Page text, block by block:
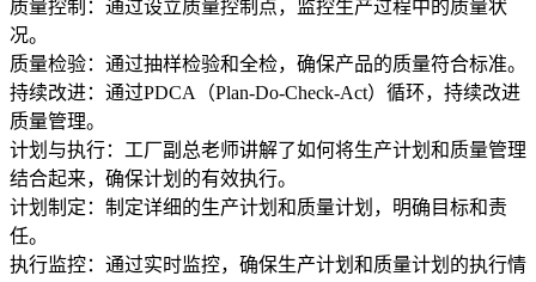
质量控制：通过设立质量控制点，监控生产过程中的质量状
况。
质量检验：通过抽样检验和全检，确保产品的质量符合标准。
持续改进：通过PDCA（Plan-Do-Check-Act）循环，持续改进
质量管理。
计划与执行：工厂副总老师讲解了如何将生产计划和质量管理
结合起来，确保计划的有效执行。
计划制定：制定详细的生产计划和质量计划，明确目标和责
任。
执行监控：通过实时监控，确保生产计划和质量计划的执行情